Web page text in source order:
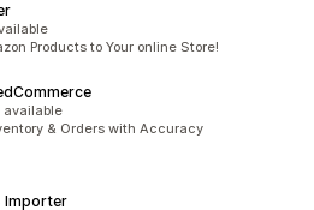
Products to Your online Store!
available
& Orders with Accuracy
Importer